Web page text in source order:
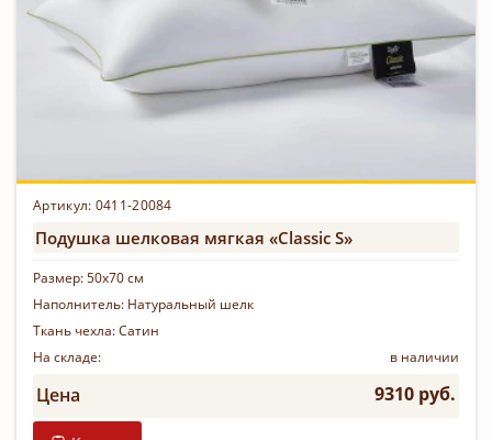
Артикул: 0411-20084
Подушка шелковая мягкая «Classic S»
Размер:50х70 см
Наполнитель: Натуральный шелк
Ткань чехла:Сатин
На складе:
в наличии
Цена 9310 руб.